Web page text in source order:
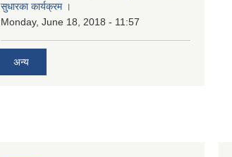
सुधारका कार्यक्रम ।
Monday, June 18, 2018 - 11:57
अन्य